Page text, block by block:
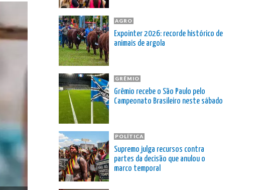
AGRO
Expointer 2026: recorde histórico de
animais de argola
GRÊMIO
Grêmio recebe o São Paulo pelo
Campeonato Brasileiro neste sábado
POLÍTICA
Supremo julga recursos contra
partes da decisão que anulou o
marco temporal